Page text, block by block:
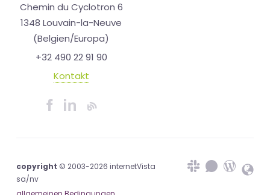
Chemin du Cyclotron 6
1348 Louvain-la-Neuve
(Belgien/Europa)
+32 490 22 91 90
Kontakt
copyright © 2003-2026 internetVista
sa/nv